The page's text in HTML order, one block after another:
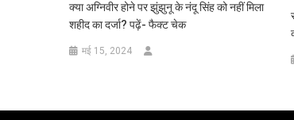
क्या अग्निवीर होने पर झुंझुनू के नंदू सिंह को नहीं मिला
शहीद का दर्जा? पढ़ें- फैक्ट चेक
मई 15, 2024